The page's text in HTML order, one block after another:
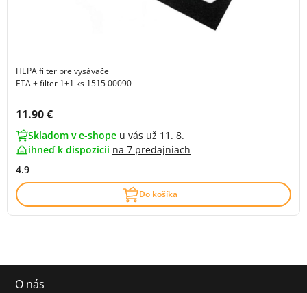
HEPA filter pre vysávače
ETA + filter 1+1 ks 1515 00090
Cena s DPH:
11.90 €
Skladom v e-shope u vás už 11. 8.
ihneď k dispozícii na 7 predajniach
4.9
Do košíka
O nás